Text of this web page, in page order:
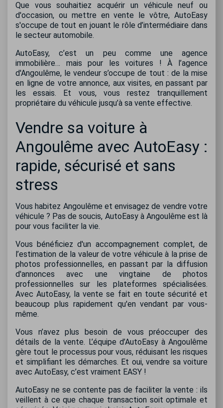
Que vous souhaitiez acquérir un véhicule neuf ou
d'occasion, ou mettre en vente le vôtre, AutoEasy
s'occupe de tout en jouant le rôle d’intermédiaire dans
le secteur automobile.
AutoEasy, c’est un peu comme une agence
immobilière… mais pour les voitures ! À l’agence
d'Angoulême, le vendeur s’occupe de tout : de la mise
en ligne de votre annonce, aux visites, en passant par
les essais. Et vous, vous restez tranquillement
propriétaire du véhicule jusqu’à sa vente effective.
Vendre sa voiture à
Angoulême avec AutoEasy :
rapide, sécurisé et sans
stress
Vous habitez Angoulême et envisagez de vendre votre
véhicule ? Pas de soucis, AutoEasy à Angoulême est là
pour vous faciliter la vie.
Vous bénéficiez d'un accompagnement complet, de
l’estimation de la valeur de votre véhicule à la prise de
photos professionnelles, en passant par la diffusion
d'annonces avec une vingtaine de photos
professionnelles sur les plateformes spécialisées.
Avec AutoEasy, la vente se fait en toute sécurité et
beaucoup plus rapidement qu'en vendant par vous-
même.
Vous n’avez plus besoin de vous préoccuper des
détails de la vente. L’équipe d’AutoEasy à Angoulême
gère tout le processus pour vous, réduisant les risques
et simplifiant les démarches. Et oui, vendre sa voiture
avec AutoEasy, c’est vraiment EASY !
AutoEasy ne se contente pas de faciliter la vente : ils
veillent à ce que chaque transaction soit optimale et